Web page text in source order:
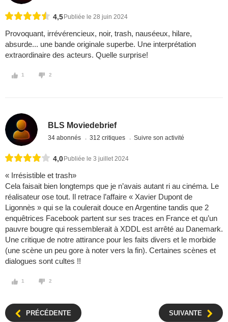
4,5 Publiée le 28 juin 2024
Provoquant, irrévérencieux, noir, trash, nauséeux, hilare,
absurde... une bande originale superbe. Une interprétation
extraordinaire des acteurs. Quelle surprise!
1 2
BLS Moviedebrief
34 abonnés 312 critiques Suivre son activité
4,0 Publiée le 3 juillet 2024
« Irrésistible et trash»
Cela faisait bien longtemps que je n’avais autant ri au cinéma. Le
réalisateur ose tout. Il retrace l’affaire « Xavier Dupont de
Ligonnès » qui se la coulerait douce en Argentine tandis que 2
enquêtrices Facebook partent sur ses traces en France et qu’un
pauvre bougre qui ressemblerait à XDDL est arrêté au Danemark.
Une critique de notre attirance pour les faits divers et le morbide
(une scène un peu gore à noter vers la fin). Certaines scènes et
dialogues sont cultes !!
1 2
PRÉCÉDENTE SUIVANTE